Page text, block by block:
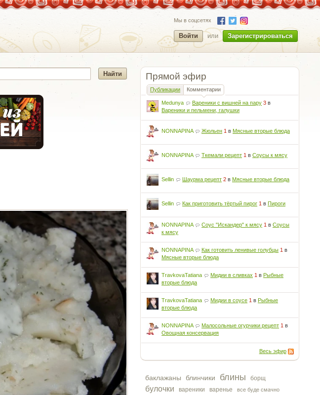
Мы в соцсетях
Войти или Зарегистрироваться
Прямой эфир
Публикации Комментарии
Medunya Вареники с вишней на пару 3 в
Вареники и пельмени, галушки
NONNAPINA Жюльен 1 вМясные вторые блюда
NONNAPINA Ткемали рецепт 1 вСоусы к мясу
Sellin Шаурма рецепт 2 вМясные вторые блюда
Sellin Как приготовить тёртый пирог 1 вПироги
NONNAPINA Соус "Искандер" к мясу 1 вСоусы
к мясу
NONNAPINA Как готовить ленивые голубцы 1 в
Мясные вторые блюда
TravkovaTatiana Мидии в сливках 1 вРыбные
вторые блюда
TravkovaTatiana Мидии в соусе 1 вРыбные
вторые блюда
NONNAPINA Малосольные огурчики рецепт 1 в
Овощная консервация
Весь эфир
баклажаны блинчики блины борщ
булочки вареники варенье все буде смачно